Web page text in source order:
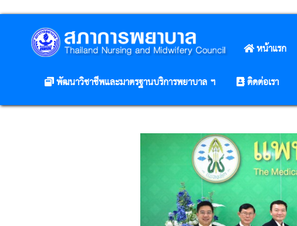
หน้าแรก
พัฒนาวิชาชีพและมาตรฐานบริการพยาบาล ฯ
ติดต่อเรา